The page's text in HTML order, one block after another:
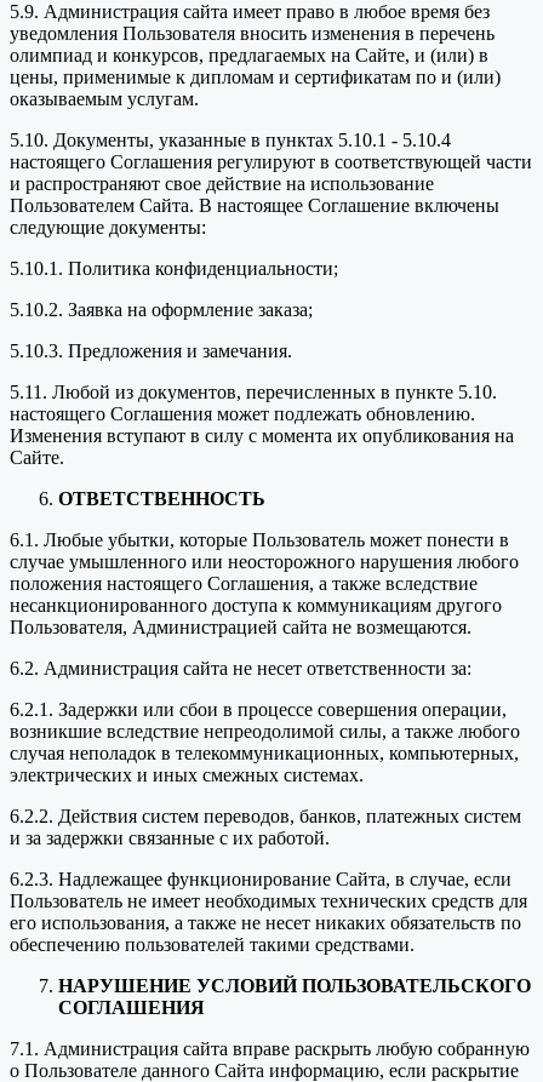
5.9. Администрация сайта имеет право в любое время без
уведомления Пользователя вносить изменения в перечень
олимпиад и конкурсов, предлагаемых на Сайте, и (или) в
цены, применимые к дипломам и сертификатам по и (или)
оказываемым услугам.
5.10. Документы, указанные в пунктах 5.10.1 - 5.10.4
настоящего Соглашения регулируют в соответствующей части
и распространяют свое действие на использование
Пользователем Сайта. В настоящее Соглашение включены
следующие документы:
5.10.1. Политика конфиденциальности;
5.10.2. Заявка на оформление заказа;
5.10.3. Предложения и замечания.
5.11. Любой из документов, перечисленных в пункте 5.10.
настоящего Соглашения может подлежать обновлению.
Изменения вступают в силу с момента их опубликования на
Сайте.
ОТВЕТСТВЕННОСТЬ
6.1. Любые убытки, которые Пользователь может понести в
случае умышленного или неосторожного нарушения любого
положения настоящего Соглашения, а также вследствие
несанкционированного доступа к коммуникациям другого
Пользователя, Администрацией сайта не возмещаются.
6.2. Администрация сайта не несет ответственности за:
6.2.1. Задержки или сбои в процессе совершения операции,
возникшие вследствие непреодолимой силы, а также любого
случая неполадок в телекоммуникационных, компьютерных,
электрических и иных смежных системах.
6.2.2. Действия систем переводов, банков, платежных систем
и за задержки связанные с их работой.
6.2.3. Надлежащее функционирование Сайта, в случае, если
Пользователь не имеет необходимых технических средств для
его использования, а также не несет никаких обязательств по
обеспечению пользователей такими средствами.
НАРУШЕНИЕ УСЛОВИЙ ПОЛЬЗОВАТЕЛЬСКОГО
СОГЛАШЕНИЯ
7.1. Администрация сайта вправе раскрыть любую собранную
о Пользователе данного Сайта информацию, если раскрытие